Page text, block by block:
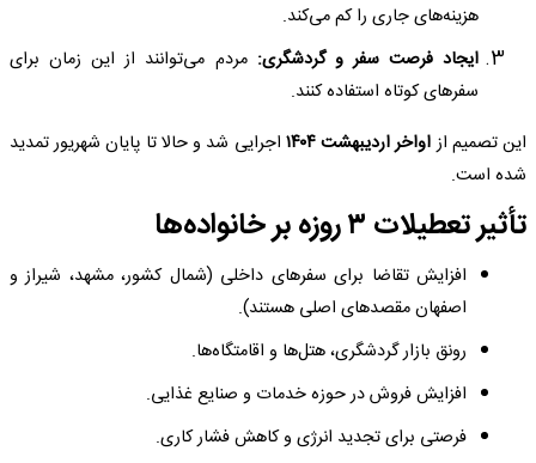
هزینه‌های جاری را کم می‌کند.
ایجاد فرصت سفر و گردشگری: مردم می‌توانند از این زمان برای
سفرهای کوتاه استفاده کنند.
این تصمیم ازاواخر اردیبهشت ۱۴۰۴
اجرایی شد و حالا تا پایان شهریور تمدید
شده است.
تأثیر تعطیلات ۳ روزه بر خانواده‌ها
افزایش تقاضا برای سفرهای داخلی (شمال کشور، مشهد، شیراز و
اصفهان مقصدهای اصلی هستند).
رونق بازار گردشگری، هتل‌ها و اقامتگاه‌ها.
افزایش فروش در حوزه خدمات و صنایع غذایی.
فرصتی برای تجدید انرژی و کاهش فشار کاری.